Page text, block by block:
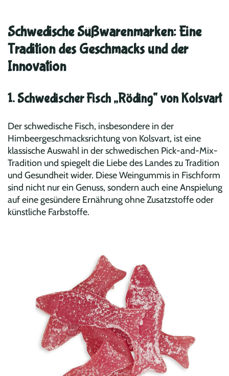
Schwedische Süßwarenmarken: Eine
Tradition des Geschmacks und der
Innovation
1. Schwedischer Fisch „Röding“ von Kolsvart
Der schwedische Fisch, insbesondere in der
Himbeergeschmacksrichtung von Kolsvart, ist eine
klassische Auswahl in der schwedischen Pick-and-Mix-
Tradition und spiegelt die Liebe des Landes zu Tradition
und Gesundheit wider. Diese Weingummis in Fischform
sind nicht nur ein Genuss, sondern auch eine Anspielung
auf eine gesündere Ernährung ohne Zusatzstoffe oder
künstliche Farbstoffe.